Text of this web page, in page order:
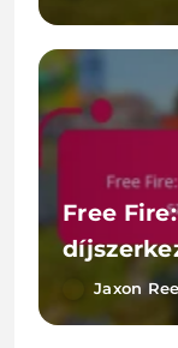
Free
Játékos
Jaxon